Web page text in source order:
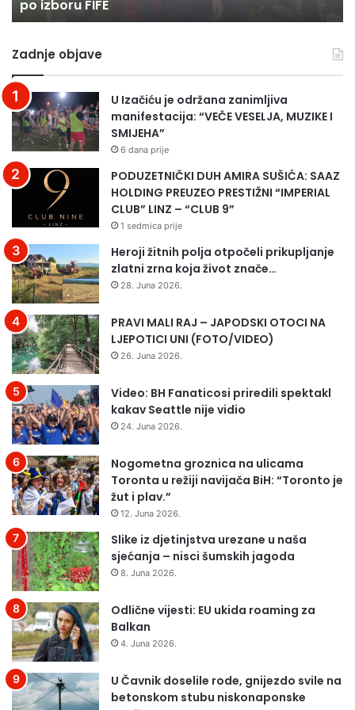
izboru
FIFE
po izboru FIFE
Zadnje objave
U Izačiću je održana zanimljiva
manifestacija: “VEČE VESELJA, MUZIKE I
SMIJEHA”
6 dana prije
PODUZETNIČKI DUH AMIRA SUŠIĆA: SAAZ
HOLDING PREUZEO PRESTIŽNI “IMPERIAL
CLUB” LINZ – “CLUB 9”
1 sedmica prije
Heroji žitnih polja otpočeli prikupljanje
zlatni zrna koja život znače…
28. Juna 2026.
PRAVI MALI RAJ – JAPODSKI OTOCI NA
LJEPOTICI UNI (FOTO/VIDEO)
26. Juna 2026.
Video: BH Fanaticosi priredili spektakl
kakav Seattle nije vidio
24. Juna 2026.
Nogometna groznica na ulicama
Toronta u režiji navijača BiH: “Toronto je
žut i plav.”
12. Juna 2026.
Slike iz djetinjstva urezane u naša
sjećanja – nisci šumskih jagoda
8. Juna 2026.
Odlične vijesti: EU ukida roaming za
Balkan
4. Juna 2026.
U Čavnik doselile rode, gnijezdo svile na
betonskom stubu niskonaponske